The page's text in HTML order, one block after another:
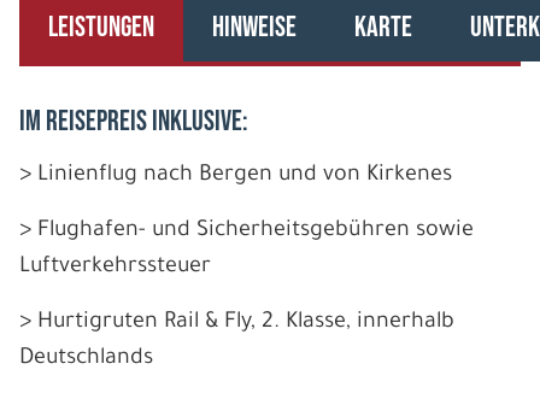
LEISTUNGEN HINWEISE KARTE
IM REISEPREIS INKLUSIVE:
> Linienflug nach Bergen und von Kirkenes
> Flughafen- und Sicherheitsgebühren sowie
Luftverkehrssteuer
> Hurtigruten Rail & Fly, 2. Klasse, innerhalb
Deutschlands